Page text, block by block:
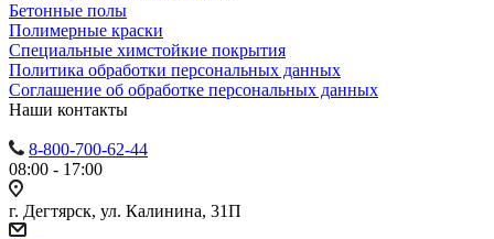
Бетонные полы
Полимерные краски
Специальные химстойкие покрытия
Политика обработки персональных данных
Cоглашение об обработке персональных данных
Наши контакты
8-800-700-62-44
08:00 - 17:00
г. Дегтярск, ул. Калинина, 31П